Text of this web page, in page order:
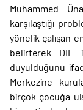
Muhammed
karşılaştığı
yönelik çalışan
belirterek DIF
duyulduğunu
Merkezine
birçok çocuğa